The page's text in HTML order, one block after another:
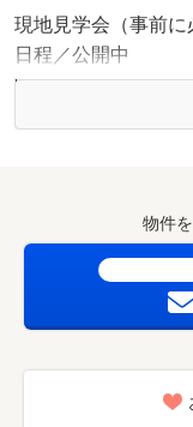
現地見学会（事前に
日程／公開中
時間／9:00～18:00
◆◇◆地域密着で
エフエムホームは
口・南大阪・尼崎
しをサポート！
「不動産購入は大
そんなお客様の想
物件